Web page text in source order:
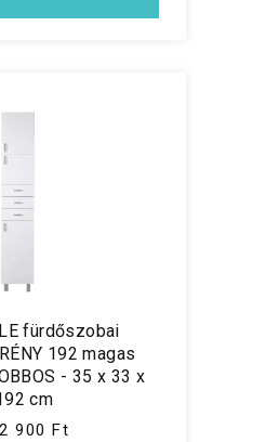
fürdőszobai
192 magas
- 35 x 33 x
cm
900 Ft